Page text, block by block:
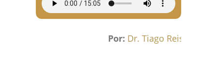
Por: Dr. Tiago Reis